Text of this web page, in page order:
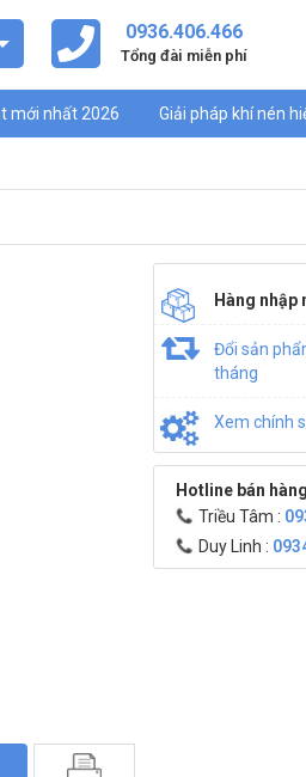
0936.406.466
Tổng đài miễn phí
mới nhất 2026 Giải pháp khí nén
Hàng nhập
Đổi sản
tháng
Xem chính
Hotline bán
Triều Tâm :
Duy Linh :